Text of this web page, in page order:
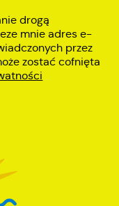
drogą
mnie adres e-
przez
zostać cofnięta